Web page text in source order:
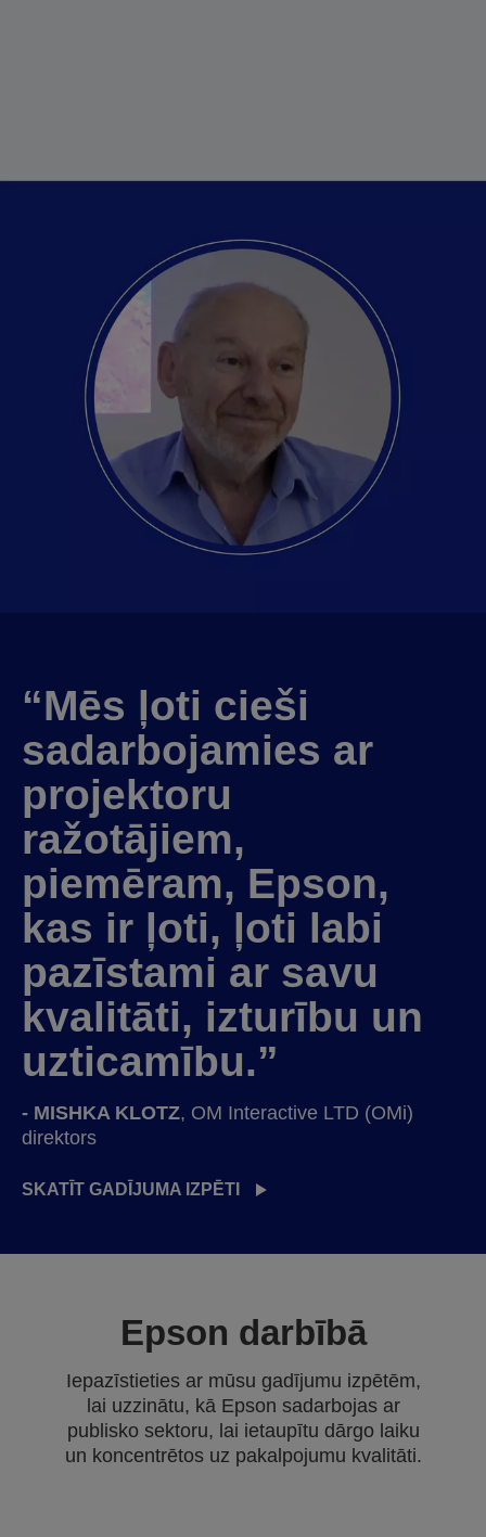
“Mēs ļoti cieši
sadarbojamies ar
projektoru
ražotājiem,
piemēram, Epson,
kas ir ļoti, ļoti labi
pazīstami ar savu
kvalitāti, izturību un
uzticamību.”
- MISHKA KLOTZ, OM Interactive LTD (OMi)
direktors
SKATĪT GADĪJUMA IZPĒTI
Epson darbībā
Iepazīstieties ar mūsu gadījumu izpētēm,
lai uzzinātu, kā Epson sadarbojas ar
publisko sektoru, lai ietaupītu dārgo laiku
un koncentrētos uz pakalpojumu kvalitāti.